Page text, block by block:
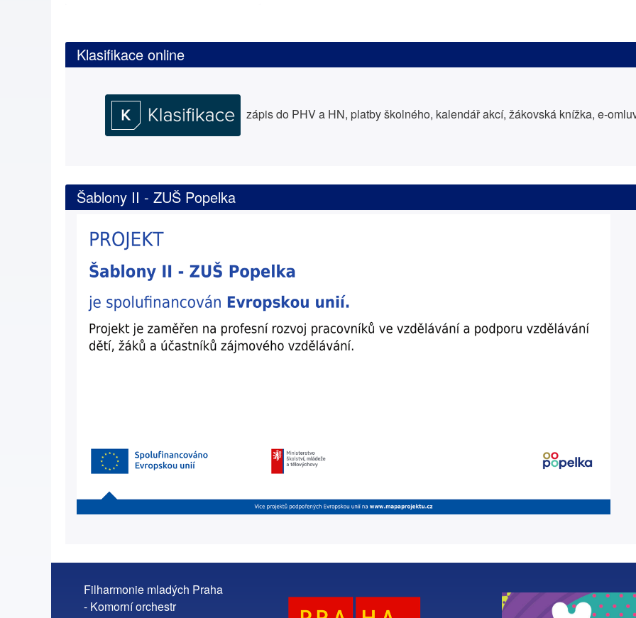
Klasifikace online
zápis do PHV a HN, platby školného, kalendář akcí, žákovská knížka, e-
Šablony II - ZUŠ Popelka
Filharmonie mladých Praha
- Komorní orchestr